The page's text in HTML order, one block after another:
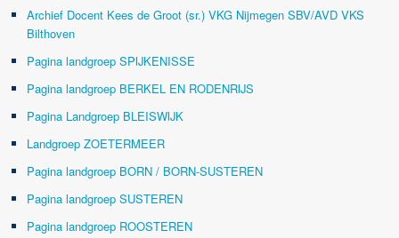
Archief Docent Kees de Groot (sr.) VKG Nijmegen SBV/AVD VKS
Bilthoven
Pagina landgroep SPIJKENISSE
Pagina landgroep BERKEL EN RODENRIJS
Pagina Landgroep BLEISWIJK
Landgroep ZOETERMEER
Pagina landgroep BORN / BORN-SUSTEREN
Pagina landgroep SUSTEREN
Pagina landgroep ROOSTEREN